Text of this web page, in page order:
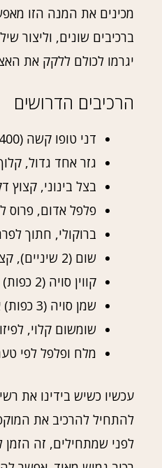
מכינים את המנה הזו
ברכיבים שונים, וליצור
יגרמו לכולם ללקק את
הרכיבים הדרושים
דני טופו קשה (400 גרם)
גזר אחד גדול,
בצל בינוני, קצוץ
פלפל אדום, פרוס
ברוקולי, חתוך
שום (2 שיניים), קצוץ דק
קווין סויה (2 כפות)
שמן סויה (3 כפות) או דומה מה שנוח לכם
שומשום קלוי,
מלח ופלפל לפי
עכשיו כשיש בידינו את
להתחיל להרכיב את
לפני שמתחילים, זה הזמן